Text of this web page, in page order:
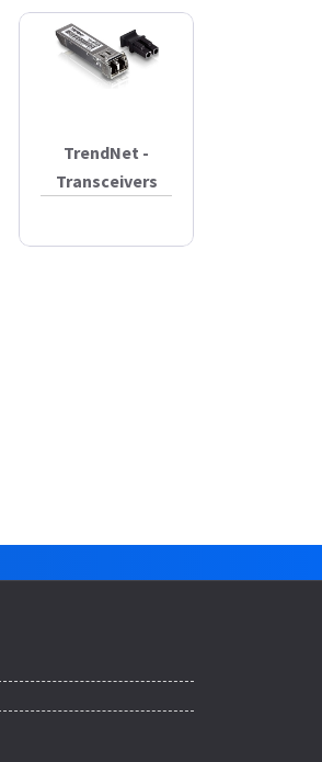
TrendNet -
Transceivers